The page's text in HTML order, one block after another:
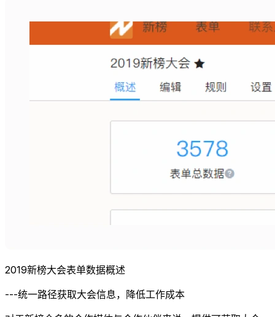
2019新榜大会表单数据概述
---统一路径获取大会信息，降低工作成本